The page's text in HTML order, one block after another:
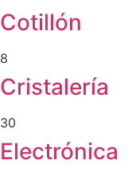
Cotillón
8
Cristalería
30
Electrónica